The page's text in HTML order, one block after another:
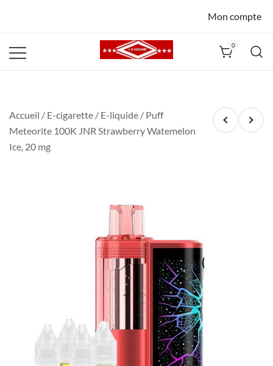
Mon compte
0
Accueil / E-cigarette / E-liquide / Puff
Meteorite 100K JNR Strawberry Watemelon
Ice, 20 mg